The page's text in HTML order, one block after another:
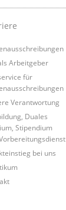
Arbeitgeber
für
Verantwortung
Duales
Stipendium
bei uns